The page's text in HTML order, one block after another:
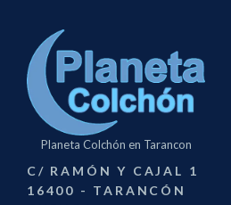
Planeta Colchón en Tarancon
C/ RAMÓN Y CAJAL 1
16400 - TARANCÓN